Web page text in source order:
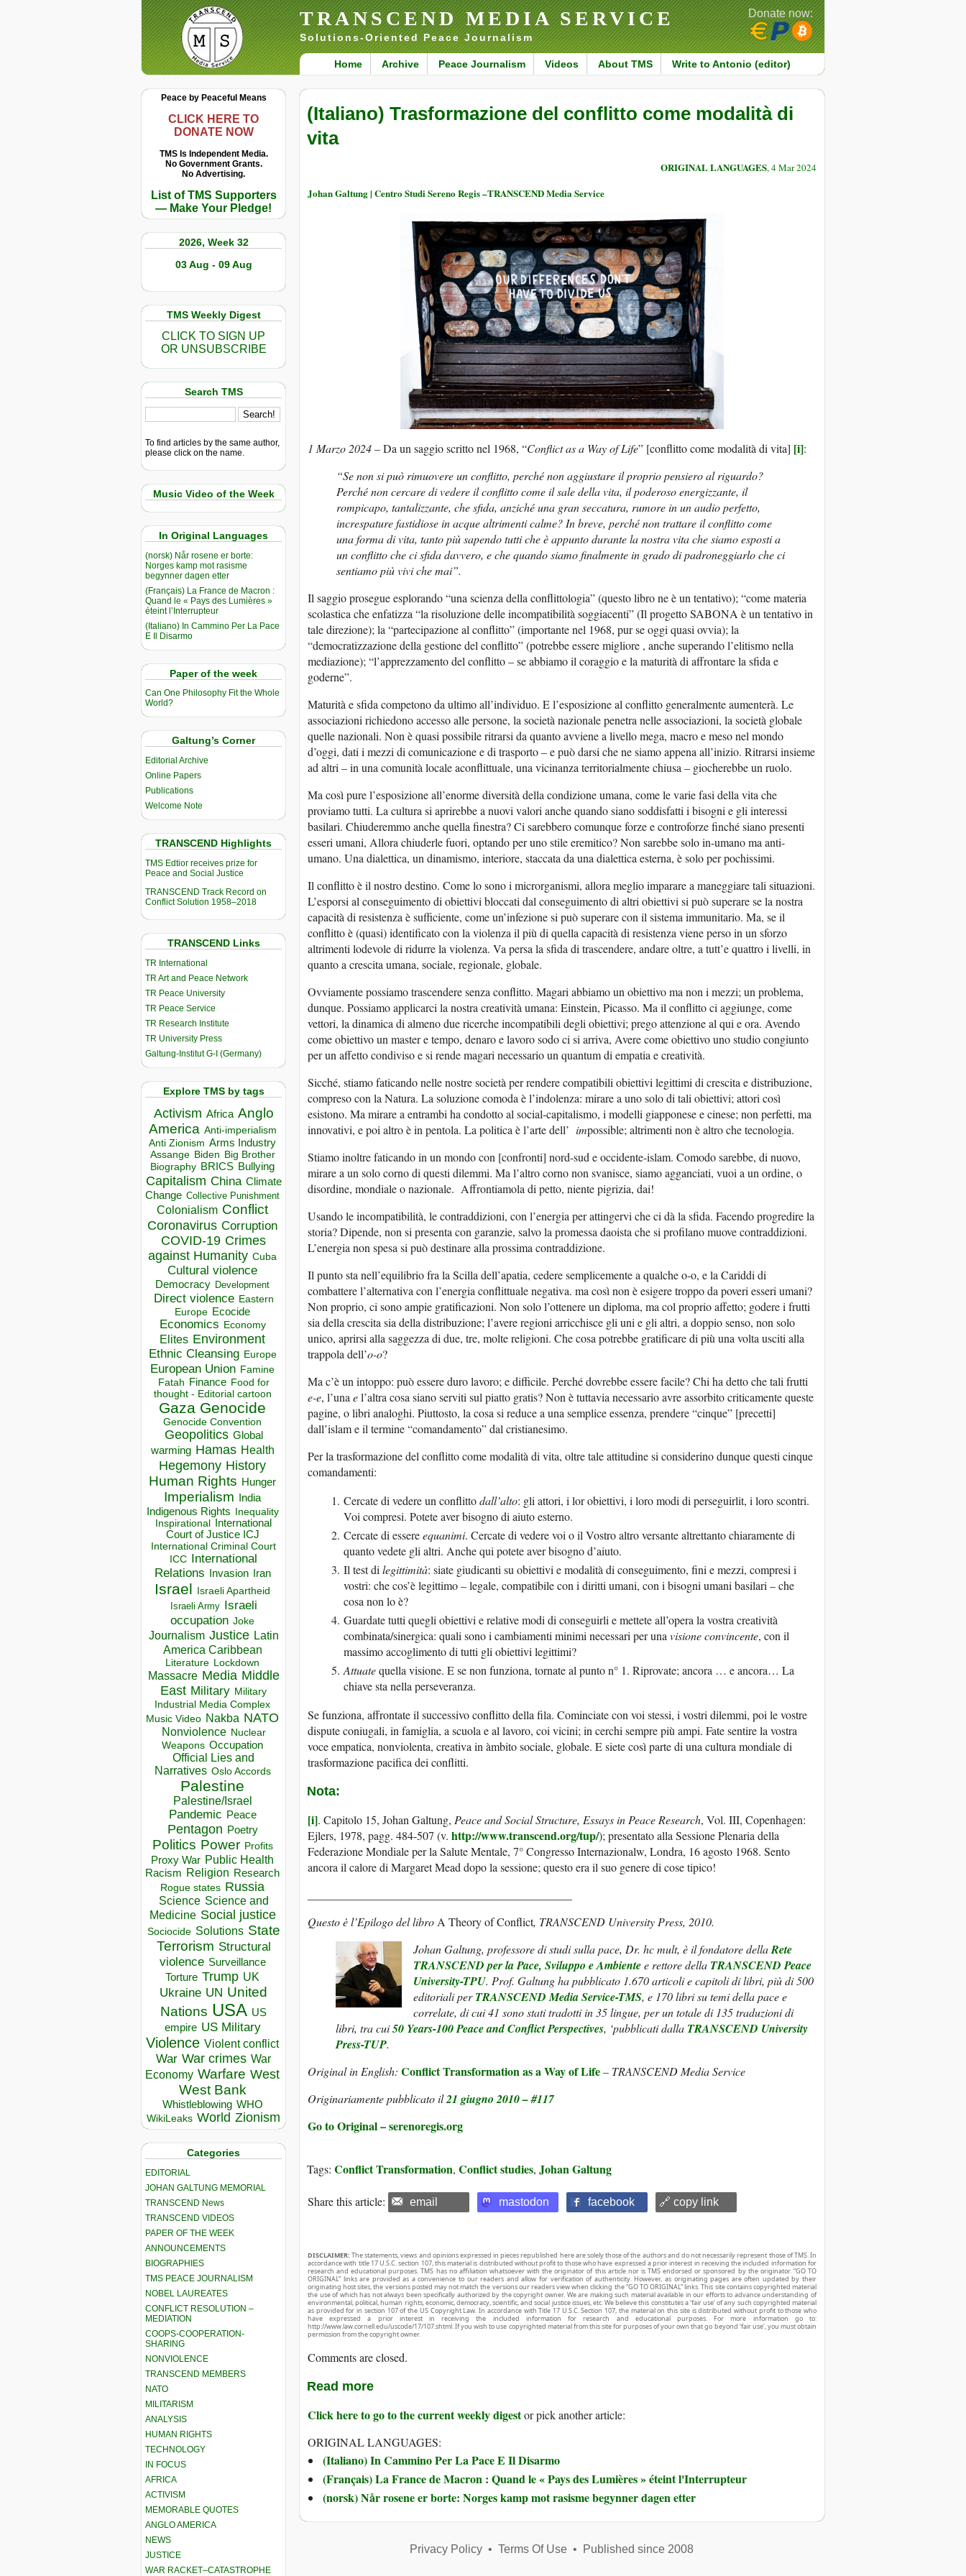
TRANSCEND MEDIA SERVICE
Solutions-Oriented Peace Journalism
Home Archive Peace Journalism Videos About TMS Write to Antonio (editor)
Donate now:
Peace by Peaceful Means
CLICK HERE TO
DONATE NOW
TMS Is Independent Media.
No Government Grants.
No Advertising.
List of TMS Supporters
— Make Your Pledge!
2026, Week 32
03 Aug - 09 Aug
TMS Weekly Digest
CLICK TO SIGN UP
OR UNSUBSCRIBE
Search TMS
To find articles by the same author,
please click on the name.
Music Video of the Week
In Original Languages
(norsk) Når rosene er borte:
Norges kamp mot rasisme
begynner dagen etter
(Français) La France de Macron :
Quand le « Pays des Lumières »
éteint l’Interrupteur
(Italiano) In Cammino Per La Pace
E Il Disarmo
Paper of the week
Can One Philosophy Fit the Whole
World?
Galtung’s Corner
Editorial Archive
Online Papers
Publications
Welcome Note
TRANSCEND Highlights
TMS Edtior receives prize for
Peace and Social Justice
TRANSCEND Track Record on
Conflict Solution 1958–2018
TRANSCEND Links
TR International
TR Art and Peace Network
TR Peace University
TR Peace Service
TR Research Institute
TR University Press
Galtung-Institut G-I (Germany)
Explore TMS by tags
Activism Africa Anglo
America Anti-imperialism
Anti Zionism Arms Industry
Assange Biden Big Brother
Biography BRICS Bullying
Capitalism China Climate
Change Collective Punishment
Colonialism Conflict
Coronavirus Corruption
COVID-19 Crimes
against Humanity Cuba
Cultural violence
Democracy Development
Direct violence Eastern
Europe Ecocide
Economics Economy
Elites Environment
Ethnic Cleansing Europe
European Union Famine
Fatah Finance Food for
thought - Editorial cartoon
Gaza Genocide
Genocide Convention
Geopolitics Global
warming Hamas Health
Hegemony History
Human Rights Hunger
Imperialism India
Indigenous Rights Inequality
Inspirational
International
Court of Justice ICJ
International Criminal Court
ICC
International
Relations
Invasion Iran
Israel Israeli Apartheid
Israeli Army Israeli
occupation Joke
Journalism Justice Latin
America Caribbean
Literature Lockdown
Massacre Media Middle
East Military Military
Industrial Media Complex
Music Video Nakba NATO
Nonviolence Nuclear
Weapons Occupation
Official Lies and
Narratives Oslo Accords
Palestine
Palestine/Israel
Pandemic Peace
Pentagon Poetry
Politics Power Profits
Proxy War Public Health
Racism Religion Research
Rogue states Russia
Science Science and
Medicine Social justice
Sociocide Solutions State
Terrorism Structural
violence Surveillance
Torture Trump UK
Ukraine UN United
Nations USA US
empire US Military
Violence Violent conflict
War War crimes War
Economy Warfare West
West Bank
Whistleblowing WHO
WikiLeaks World Zionism
Categories
EDITORIAL
JOHAN GALTUNG MEMORIAL
TRANSCEND News
TRANSCEND VIDEOS
PAPER OF THE WEEK
ANNOUNCEMENTS
BIOGRAPHIES
TMS PEACE JOURNALISM
NOBEL LAUREATES
CONFLICT RESOLUTION –
MEDIATION
COOPS-COOPERATION-
SHARING
NONVIOLENCE
TRANSCEND MEMBERS
NATO
MILITARISM
ANALYSIS
HUMAN RIGHTS
TECHNOLOGY
IN FOCUS
AFRICA
ACTIVISM
MEMORABLE QUOTES
ANGLO AMERICA
NEWS
JUSTICE
WAR RACKET–CATASTROPHE
(Italiano) Trasformazione del conflitto come modalità di
vita
ORIGINAL LANGUAGES, 4 Mar 2024
Johan Galtung | Centro Studi Sereno Regis –TRANSCEND Media Service
1 Marzo 2024– Da un saggio scritto nel 1968, “Conflict as a Way of Life” [conflitto come modalità di vita] [i]:
“Se non si può rimuovere un conflitto, perché non aggiustare il proprio pensiero al riguardo?
Perché non cercare di vedere il conflitto come il sale della vita, il poderoso energizzante, il
rompicapo, tantalizzante, che sfida, anziché una gran seccatura, rumore in un audio perfetto,
increspature fastidiose in acque altrimenti calme? In breve, perché non trattare il conflitto come
una forma di vita, tanto più sapendo tutti che è appunto durante la nostra vita che siamo esposti a
un conflitto che ci sfida davvero, e che quando siamo finalmente in grado di padroneggiarlo che ci
sentiamo più vivi che mai”.
Il saggio prosegue esplorando “una scienza della conflittologia” (questo libro ne è un tentativo); “come materia
scolastica che enfatizza “la risoluzione delle incompatibilità soggiacenti” (Il progetto SABONA è un tentativo in
tale direzione); la “partecipazione al conflitto” (importante nel 1968, pur se oggi quasi ovvia); la
“democratizzazione della gestione del conflitto” (potrebbe essere migliore , anche superando l’elitismo nella
mediazione); “l’apprezzamento del conflitto – se abbiamo il coraggio e la maturità di affrontare la sfida e
goderne”.
Maturità e sfida competono da ultimo all’individuo. E l’esposizione al conflitto generalmente aumenterà. Le
associazioni richiedono accesso alle persone, la società nazionale penetra nelle associazioni, la società globale
quelle nazionali. Non è quasi possibile ritrarsi da quanto avviene a livello mega, macro e meso nel mondo
d’oggi, dati i mezzi di comunicazione e di trasporto – e può darsi che ne siamo appena all’inizio. Ritrarsi insieme
ad altri – in una comunità locale aconflittuale, una vicinanza territorialmente chiusa – giocherebbe un ruolo.
Ma così pure l’esposizione all’enorme diversità della condizione umana, come le varie fasi della vita che
proviamo tutti. La cultura si aprirebbe a nuovi valori anche quando siano soddisfatti i bisogni e gli interessi
basilari. Chiuderemmo anche quella finestra? Ci sarebbero comunque forze e controforze finché siano presenti
esseri umani, Allora chiuderle fuori, optando per uno stile eremitico? Non sarebbe solo in-umano ma anti-
umano. Una dialettica, un dinamismo, interiore, staccata da una dialettica esterna, è solo per pochissimi.
Il conflitto è il nostro destino. Come lo sono i microrganismi, allora meglio imparare a maneggiare tali situazioni.
L’esporsi al conseguimento di obiettivi bloccati dal conseguimento di altri obiettivi si può superare se la nostra
capacità di resistenza è sufficiente, come un’infezione si può superare con il sistema immunitario. Ma, se il
conflitto è (quasi) identificato con la violenza il più di quella capacità di resistenza viene perso in un sforzo
altrimenti lodevole di ridurre la violenza. Va persa la sfida di trascendere, andare oltre, a tutt’e quattro i livelli, in
quanto a crescita umana, sociale, regionale, globale.
Ovviamente possiamo trascendere senza conflitto. Magari abbiamo un obiettivo ma non i mezzi; un problema,
dunque. Possiamo applicarci la nostra creatività umana: Einstein, Picasso. Ma il conflitto ci aggiunge, come
vettori, la dinamica di almeno due ricerche incompatibili degli obiettivi; prego attenzione al qui e ora. Avendo
come obiettivo un master e tempo, denaro e lavoro sodo ci si arriva, Avere come obiettivo uno studio congiunto
per un affetto condiviso e si rende magari necessario un quantum di empatia e creatività.
Sicché, stiamo faticando nelle nostre società per rendere compatibili obiettivi legittimi di crescita e distribuzione,
compreso con la Natura. La soluzione comoda è l’indolenza: mirare a uno solo di tali obiettivi; attori così
esistono. Ma mirare a entrambi ha condotto al social-capitalismo, i modelli giapponese e cinese; non perfetti, ma
innovativi, e poi altro è in pentola. La politica è l’arte dell’ impossible; altrimenti non è altro che tecnologia.
Stiamo inoltre faticando in un mondo con [confronti] nord-sud e occidente-islam. Comodo sarebbe, di nuovo,
mirare a un solo corno di questi dilemmi. Ma l’altro corno non svanisce, siamo agganciati, vuoi a un ordine, o
disordine, mondiale o nazionale. Affrontiamola di petto, niente pigrizia, dai!
Usando le incompatibilità, le contraddizioni, con l’energia per attingervi che ci dà la sfida. Facendo progredire la
storia? Dipende, non si presenta con garanzie, salvo la promessa daoista che si profilano muove contraddizioni.
L’energia non spesa si può destinare alla prossima contraddizione.
Il punto sta nell’equilibrio fra la Scilla dell’apatia, cedere semplicemente a qualche o-o, e la Cariddi di
combattere l’alternativa con l’energia conflittuale negativa. ma così non è esigere troppo da poveri esseri umani?
Non proprio, ci sono ampie gratificazioni. Non solo l’ottenere un diploma, ma col proprio affetto; godere i frutti
sia della crescita sia della distribuzione; l’avere regioni arricchisce gli uni e gli altri, a doppio senso, non solo
unico, aprirsi alla saggezza di due, tre, molte religioni. Che cosa potrebbe gratificare di più una volta usciti alla
trappola dell’o-o?
Ma c’è un intoppo: può essere duro lavoro; e difficile. Perché dovrebbe essere facile? Chi ha detto che tali frutti
e-e, l’unael’altra cosa siano serviti sul piatto gratis? Non è tuttavia necessario avre assorbito criticamente queste
pagine, o libri analoghi. Piuttosto, la cosa si reduce a una semplice essenza, prendere “cinque” [precetti]
dall’islam e il termine “comandamento” dal cristianesimo.
Per la trasformazione del conflitto come modalità di vita, oltre tale attitudine si considerino dunque questi cinque
comandamenti:
Cercate di vedere un conflittodall’alto: gli attori, i lor obiettivi, i loro modi di perseguirlit, i loro scontri.
Voi compresi. Potete aver bisogno di aiuto esterno.
Cercate di essereequanimi. Cercate di vedere voi o il Vostro altro versante altrettanto chiaramente di
quanto vedete gli altri. Anche qui potete aver bisogno d’aiuto.
Il test dilegittimità: siate giudicanti su obiettivi e modalità di conseguimento, fini e mezzi, compresi i
vostri: che cos’è legittimo – legale, compatibile con i diritti umani, con i bisogni umani basilari – che
cosa non lo è?
Guardate tutti quegli obiettivi e relative modi di conseguirli e mettete all’opera la vostra creatività
combinata/sinergica: quali sono i cambiamenti minimi necessari per unavisione convincente, con il
massimo accoglimento di tutti gli obiettivi legittimi?
Attuatequella visione. E se non funziona, tornate al punto n° 1. Riprovate; ancora … e ancora… La
chiave sta nella perseveranza.
Se funziona, affrontate il successivo conflitto della fila. Cominciate con voi stessi, i vostri dilemmi, poi le vostre
dispute coniugali, in famiglia, a scuola e al lavoro, coi vicini; in cerchi sempre più ampi. Fate sentire la vostra
voce empatica, nonviolenta, creativa in àmbito sociale, globale. E siete così parte di una cultura mondiale di
trasformazione pacifica dei conflitti.
Nota:
[i]. Capitolo 15, Johan Galtung, Peace and Social Structure, Essays in Peace Research, Vol. III, Copenhagen:
Ejlers, 1978, pagg. 484-507 (v. http://www.transcend.org/tup/); presentato alla Sessione Plenaria della
Federazione Mondiale per la Salute Mentale, 7° Congresso Internazionalw, Londra, 16 agosto 1968. Sento
ancora il calore di Margaret Mead dopo la sessione; questo era il suo genere di cose tipico!
Questo è l’Epilogo del libroA Theory of Conflict, TRANSCEND University Press, 2010.
Johan Galtung, professore di studi sulla pace, Dr. hc mult, è il fondatore dellaRete
TRANSCEND per la Pace, Sviluppo e Ambientee rettore della TRANSCEND Peace
University-TPU. Prof. Galtung ha pubblicato 1.670 articoli e capitoli di libri, più di 500
editoriali perTRANSCEND Media Service-TMS, e 170 libri su temi della pace e
correlate, di cui 41 sono stati tradotti in 35 lingue, per un totale di 135 traduzioni di
libri, tra cui50 Years-100 Peace and Conflict Perspectives, ‘pubblicati dalla TRANSCEND University
Press-TUP.
Original in English: Conflict Transformation as a Way of Life– TRANSCEND Media Service
Originariamente pubblicato il21 giugno 2010 – #117
Go to Original – serenoregis.org
Tags: Conflict Transformation, Conflict studies, Johan Galtung
Share this article: email mastodon facebook 🔗 copy link
DISCLAIMER: The statements, views and opinions expressed in pieces republished here are solely those of the authors and do not necessarily represent those of TMS. In
accordance with title 17 U.S.C. section 107, this material is distributed without profit to those who have expressed a prior interest in receiving the included information for
research and educational purposes. TMS has no affiliation whatsoever with the originator of this article nor is TMS endorsed or sponsored by the originator. “GO TO
ORIGINAL” links are provided as a convenience to our readers and allow for verification of authenticity. However, as originating pages are often updated by their
originating host sites, the versions posted may not match the versions our readers view when clicking the “GO TO ORIGINAL” links. This site contains copyrighted material
the use of which has not always been specifically authorized by the copyright owner. We are making such material available in our efforts to advance understanding of
environmental, political, human rights, economic, democracy, scientific, and social justice issues, etc. We believe this constitutes a ‘fair use’ of any such copyrighted material
as provided for in section 107 of the US Copyright Law. In accordance with Title 17 U.S.C. Section 107, the material on this site is distributed without profit to those who
have expressed a prior interest in receiving the included information for research and educational purposes. For more information go to:
http://www.law.cornell.edu/uscode/17/107.shtml. If you wish to use copyrighted material from this site for purposes of your own that go beyond ‘fair use’, you must obtain
permission from the copyright owner.
Comments are closed.
Read more
Click here to go to the current weekly digestor pick another article:
ORIGINAL LANGUAGES:
(Italiano) In Cammino Per La Pace E Il Disarmo
(Français) La France de Macron : Quand le « Pays des Lumières » éteint l'Interrupteur
(norsk) Når rosene er borte: Norges kamp mot rasisme begynner dagen etter
Privacy Policy• Terms Of Use• Published since 2008